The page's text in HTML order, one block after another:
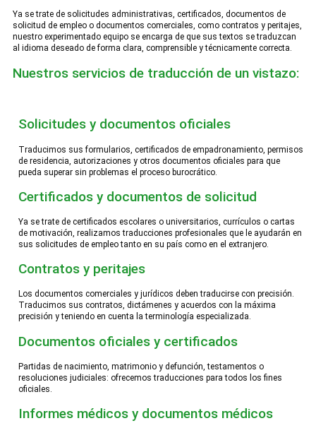
Ya se trate de solicitudes administrativas, certificados, documentos de
solicitud de empleo o documentos comerciales, como contratos y peritajes,
nuestro experimentado equipo se encarga de que sus textos se traduzcan
al idioma deseado de forma clara, comprensible y técnicamente correcta.
Nuestros servicios de traducción de un vistazo:
Solicitudes y documentos oficiales
Traducimos sus formularios, certificados de empadronamiento, permisos
de residencia, autorizaciones y otros documentos oficiales para que
pueda superar sin problemas el proceso burocrático.
Certificados y documentos de solicitud
Ya se trate de certificados escolares o universitarios, currículos o cartas
de motivación, realizamos traducciones profesionales que le ayudarán en
sus solicitudes de empleo tanto en su país como en el extranjero.
Contratos y peritajes
Los documentos comerciales y jurídicos deben traducirse con precisión.
Traducimos sus contratos, dictámenes y acuerdos con la máxima
precisión y teniendo en cuenta la terminología especializada.
Documentos oficiales y certificados
Partidas de nacimiento, matrimonio y defunción, testamentos o
resoluciones judiciales: ofrecemos traducciones para todos los fines
oficiales.
Informes médicos y documentos médicos